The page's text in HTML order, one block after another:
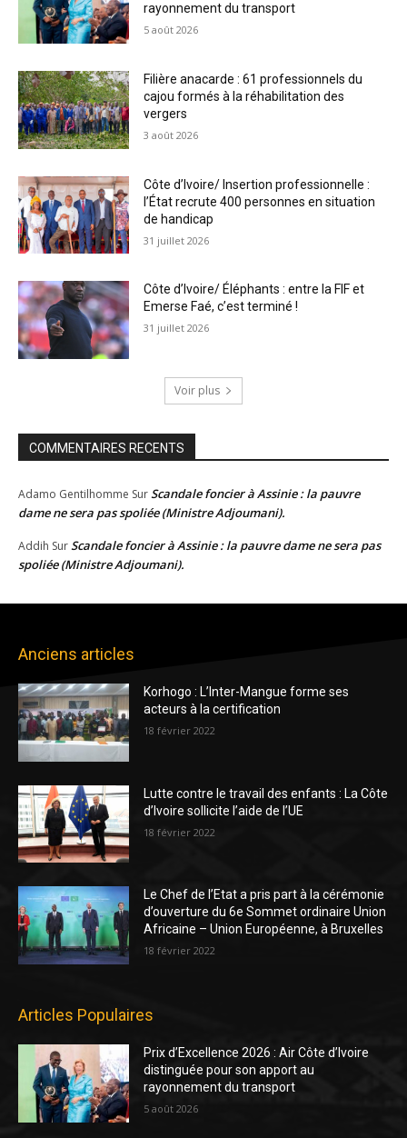
rayonnement du transport
5 août 2026
Filière anacarde : 61 professionnels du
cajou formés à la réhabilitation des
vergers
3 août 2026
Côte d’Ivoire/ Insertion professionnelle :
l’État recrute 400 personnes en situation
de handicap
31 juillet 2026
Côte d’Ivoire/ Éléphants : entre la FIF et
Emerse Faé, c’est terminé !
31 juillet 2026
Voir plus
COMMENTAIRES RECENTS
Adamo Gentilhomme SurScandale foncier à Assinie : la pauvre
dame ne sera pas spoliée (Ministre Adjoumani).
Addih SurScandale foncier à Assinie : la pauvre dame ne sera pas
spoliée (Ministre Adjoumani).
Anciens articles
Korhogo : L’Inter-Mangue forme ses
acteurs à la certification
18 février 2022
Lutte contre le travail des enfants : La Côte
d’Ivoire sollicite l’aide de l’UE
18 février 2022
Le Chef de l’Etat a pris part à la cérémonie
d’ouverture du 6e Sommet ordinaire Union
Africaine – Union Européenne, à Bruxelles
18 février 2022
Articles Populaires
Prix d’Excellence 2026 : Air Côte d’Ivoire
distinguée pour son apport au
rayonnement du transport
5 août 2026